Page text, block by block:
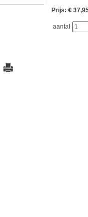
Prijs: €
aantal